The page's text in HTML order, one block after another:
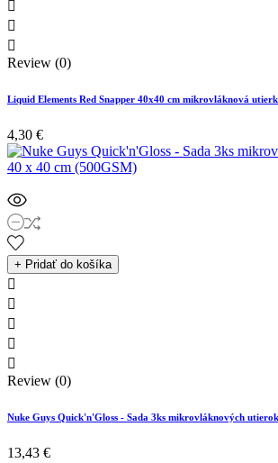



Review (0)
Liquid Elements Red Snapper 40x40 cm mikrovláknová
4,30 €
+ Pridať do košíka





Review (0)
Nuke Guys Quick'n'Gloss - Sada 3ks mikrovláknových
13,43 €